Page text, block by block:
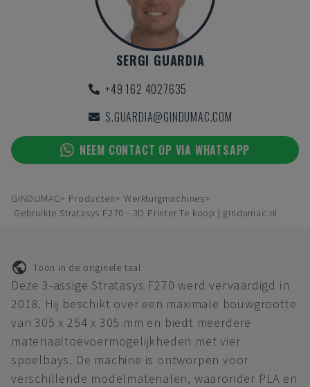
SERGI GUARDIA
+49 162 4027635
S.GUARDIA@GINDUMAC.COM
NEEM CONTACT OP VIA WHATSAPP
GINDUMAC Producten
Werktuigmachines
Gebruikte Stratasys F270 - 3D Printer Te koop | gindumac.nl
Toon in de originele taal
Deze 3-assige Stratasys F270 werd vervaardigd in
2018. Hij beschikt over een maximale bouwgrootte
van 305 x 254 x 305 mm en biedt meerdere
materiaaltoevoermogelijkheden met vier
spoelbays. De machine is ontworpen voor
verschillende modelmaterialen, waaronder PLA en